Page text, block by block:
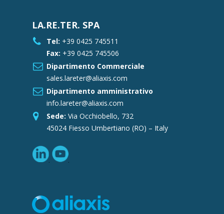
LA.RE.TER. SPA
Tel: +39 0425 745511
Fax: +39 0425 745506
Dipartimento Commerciale
sales.lareter@aliaxis.com
Dipartimento amministrativo
info.lareter@aliaxis.com
Sede: Via Occhiobello, 732
45024 Fiesso Umbertiano (RO) – Italy